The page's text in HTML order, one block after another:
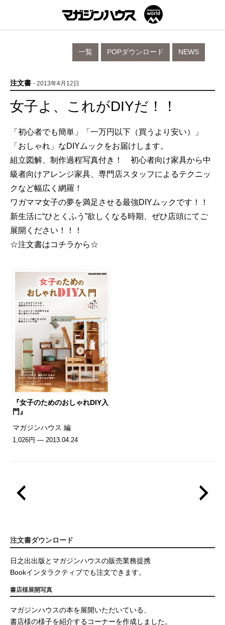
NEWS
POPダウンロード
一覧
注文書 - 2013年4月12日
女子よ、これがDIYだ！！
「初心者でも簡単」「一万円以下（買うより安い）」
「おしゃれ」なDIYムックをお届けします。
組立図解、制作過程写真付き！ 初心者向け家具から中
級者向けアレンジ家具、専門店スタッフによるテクニッ
クなど幅広く網羅！
ワガママ女子の夢を満足させる最強DIYムックです！！
新生活に“ひとくふう”欲しくなる時期、ぜひ店頭にてご
展開ください！！！
☆注文書はコチラから☆
『女子のためのおしゃれDIY入
門』
マガジンハウス 編
1,026円 — 2013.04.24
注文書ダウンロード
日之出出版とマガジンハウスの販売業務提携
Bookインタラクティブでも注文できます。
書店様展開写真
マガジンハウスの本を展開いただいている、
書店様の様子を紹介するコーナーを作成しました。